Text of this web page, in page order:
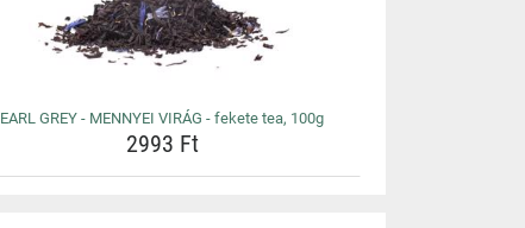
EARL GREY - MENNYEI VIRÁG - fekete tea, 100g
2993 Ft